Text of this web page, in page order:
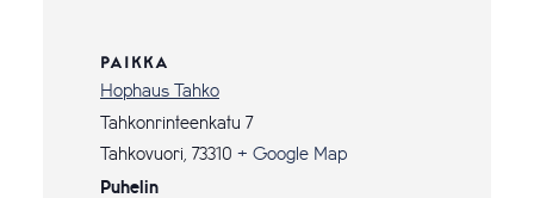
PAIKKA
Hophaus Tahko
Tahkonrinteenkatu 7
Tahkovuori, 73310 + Google Map
Puhelin